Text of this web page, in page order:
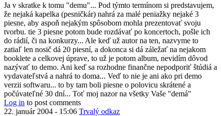
Ja v skratke k tomu "demu"... Pod týmto termínom si predstavujem,
že nejaká kapelka (pesničkár) nahrá za malé peniažky nejaké 3
piesne, aby aspoň nejakým spôsobom mohla prezentovať svoju
tvorbu. tie 3 piesne potom bude rozdávať po koncertoch, pošle ich
do rádií, či na konkurzy... Ale keď už autor na ten, nazvyme to
zatiaľ len nosič dá 20 piesní, a dokonca si dá záležať na nejakom
booklete a celkovej úprave, to už je potom album, nevidím dôvod
nazývať to demo. Ani keď sa rozhodne finančne nepodporiť štúdiá a
vydavateľstvá a nahrá to doma... Veď to nie je ani ako pri demo
verzii softwaru... to by tam boli piesne o polovicu skrátené a
počúvateľné 30 dní... Toť moj nazor na všetky Vaše "demá"
Log in to post comments
22. január 2004 - 15:06 Trvalý odkaz